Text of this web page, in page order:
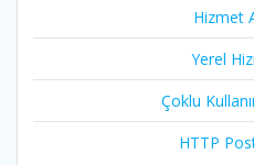
Hizmet
Yerel
Çoklu
HTTP